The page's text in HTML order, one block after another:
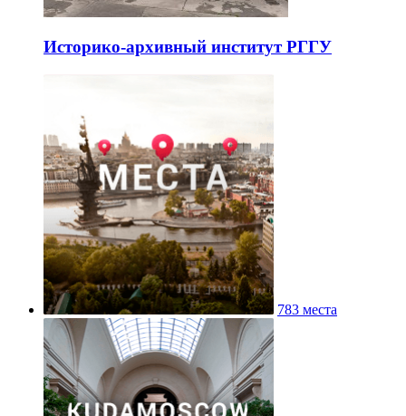
Историко-архивный институт РГГУ
783 места